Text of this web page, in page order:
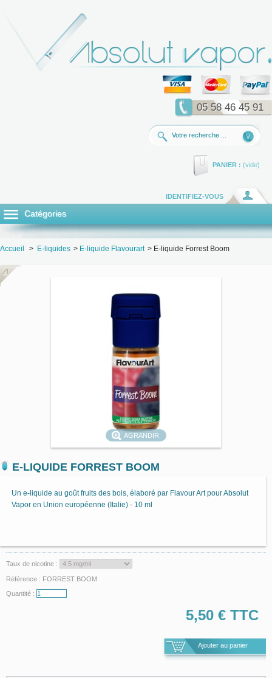
05 58 46 45 91
PANIER : (vide)
IDENTIFIEZ-VOUS
Catégories
Accueil > E-liquides > E-liquide Flavourart > E-liquide Forrest Boom
AGRANDIR
E-LIQUIDE FORREST BOOM
Un e-liquide au goût fruits des bois, élaboré par Flavour Art pour Absolut
Vapor en Union européenne (Italie) - 10 ml
Taux de nicotine :
Référence : FORREST BOOM
Quantité :
5,50 € TTC